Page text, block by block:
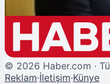
© 2026 Haber.com ·
Reklam·İletişim·Künye